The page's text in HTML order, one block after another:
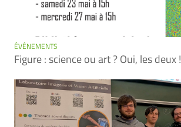
ÉVÉNEMENTS
Figure : science ou art ? Oui, les deux !